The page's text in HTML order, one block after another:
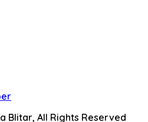
Blitar, All Rights Reserved